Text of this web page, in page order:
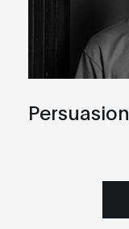
Persuasion